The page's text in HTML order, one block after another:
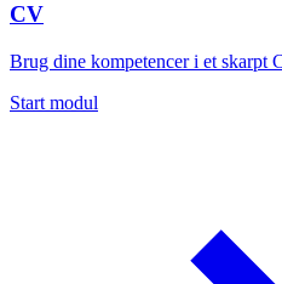
CV
Brug dine kompetencer i et skarpt
Start modul